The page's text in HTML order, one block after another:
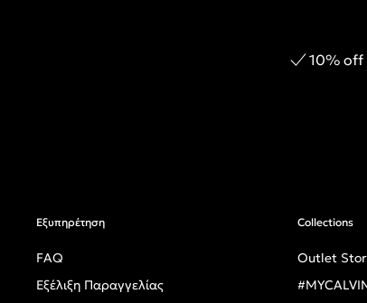
10% off
Εξυπηρέτηση
FAQ
Εξέλιξη Παραγγελίας
Collections
Outlet